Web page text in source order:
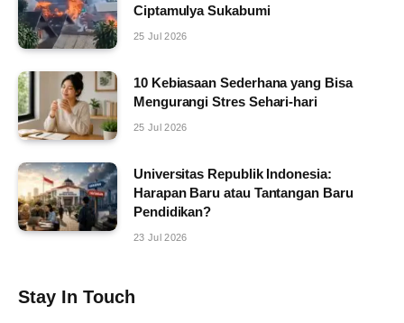
Ciptamulya Sukabumi
25 Jul 2026
10 Kebiasaan Sederhana yang Bisa
Mengurangi Stres Sehari-hari
25 Jul 2026
Universitas Republik Indonesia:
Harapan Baru atau Tantangan Baru
Pendidikan?
23 Jul 2026
Stay In Touch